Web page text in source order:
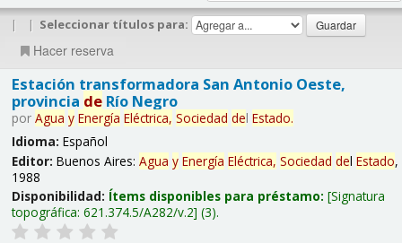
| | Seleccionar títulos para:
Hacer reserva
Estación transformadora San Antonio Oeste,
provincia deRío Negro
por Agua y Energía Eléctrica, Sociedad del Estado.
Idioma: Español
Editor: Buenos Aires: Agua y Energía Eléctrica, Sociedad del Estado,
1988
Disponibilidad: Ítems disponibles para préstamo: Signatura
topográfica: 621.374.5/A282/v.2 (3).